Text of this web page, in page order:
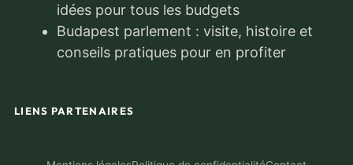
idées pour tous les budgets
Budapest parlement : visite, histoire et
conseils pratiques pour en profiter
LIENS PARTENAIRES